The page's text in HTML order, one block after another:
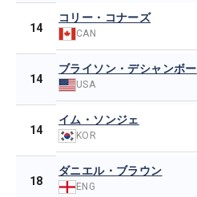
14
コリー・コナーズ
CAN
14
ブライソン・デシャンボー
USA
14
イム・ソンジェ
KOR
18
ダニエル・ブラウン
ENG